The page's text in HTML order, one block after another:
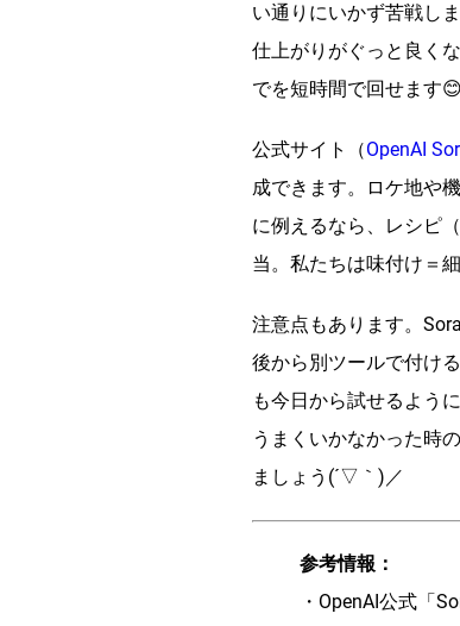
い通りにいかず苦戦し
仕上がりがぐっと良く
でを短時間で回せます😊
公式サイト（OpenAI
成できます。ロケ地や
に例えるなら、レシピ
当。私たちは味付け＝
注意点もあります。
後から別ツールで付け
も今日から試せるよう
うまくいかなかった時
ましょう(´▽｀)／
参考情報：
・OpenAI公式「